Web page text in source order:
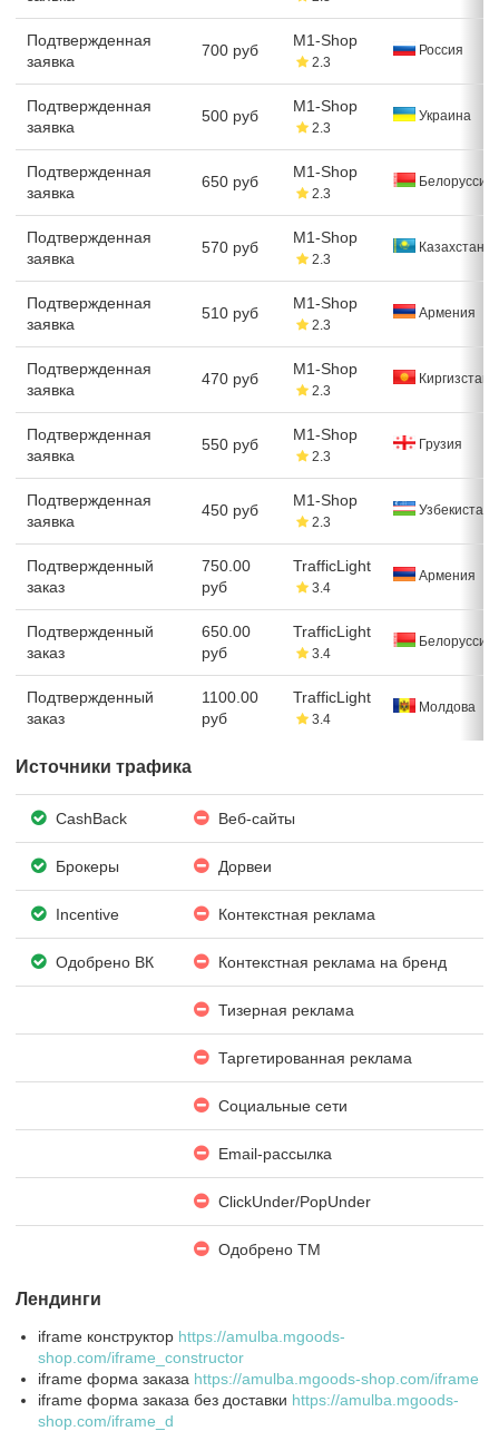
Подтвержденная
заявка
700 руб
M1-Shop
2.3
Россия
Подтвержденная
заявка
500 руб
M1-Shop
2.3
Украина
Подтвержденная
заявка
650 руб
M1-Shop
2.3
Белоруссия
Подтвержденная
заявка
570 руб
M1-Shop
2.3
Казахстан
Подтвержденная
заявка
510 руб
M1-Shop
2.3
Армения
Подтвержденная
заявка
470 руб
M1-Shop
2.3
Киргизстан
Подтвержденная
заявка
550 руб
M1-Shop
2.3
Грузия
Подтвержденная
заявка
450 руб
M1-Shop
2.3
Узбекистан
Подтвержденный
заказ
750.00
руб
TrafficLight
3.4
Армения
Подтвержденный
заказ
650.00
руб
TrafficLight
3.4
Белоруссия
Подтвержденный
заказ
1100.00
руб
TrafficLight
3.4
Молдова
Источники трафика
CashBack Веб-сайты
Брокеры Дорвеи
Incentive Контекстная реклама
Одобрено ВК Контекстная реклама на бренд
Тизерная реклама
Таргетированная реклама
Социальные сети
Email-рассылка
ClickUnder/PopUnder
Одобрено ТМ
Лендинги
iframe конструктор https://amulba.mgoods-
shop.com/iframe_constructor
iframe форма заказа https://amulba.mgoods-shop.com/iframe
iframe форма заказа без доставки https://amulba.mgoods-
shop.com/iframe_d